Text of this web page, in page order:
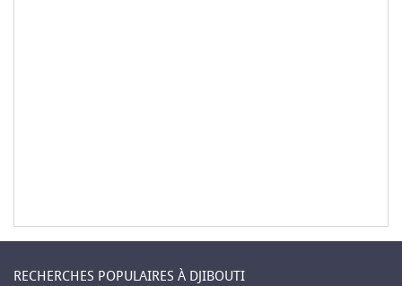
RECHERCHES POPULAIRES À DJIBOUTI